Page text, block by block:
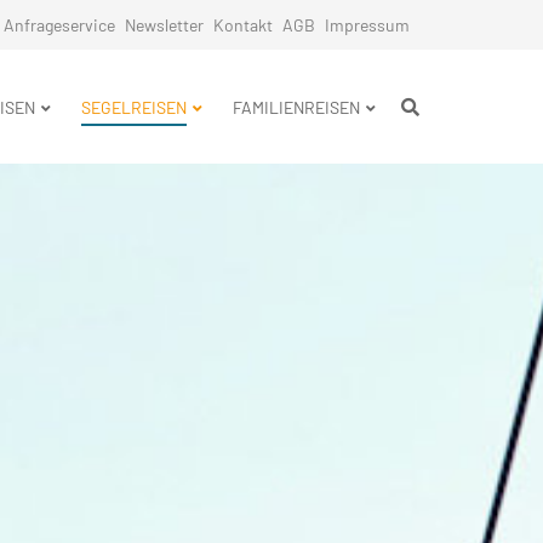
Anfrageservice Newsletter Kontakt AGB Impressum
SEGELREISEN FAMILIENREISEN